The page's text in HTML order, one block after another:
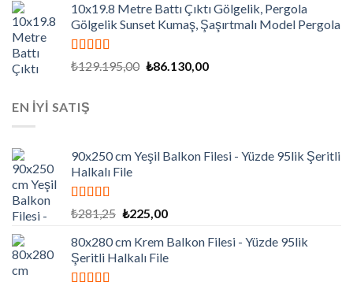
₺129.847,50.fiyat:
₺86.565,00.
10x19.8 Metre Battı Çıktı Gölgelik, Pergola
Gölgelik Sunset Kumaş, Şaşırtmalı Model Pergola
5 üzerinden
oy aldı
₺129.195,00 Orijinal
₺86.130,00Şu
EN İYİ SATIŞ
90x250 cm Yeşil Balkon Filesi - Yüzde 95lik Şeritli
Halkalı File
5 üzerinden
oy aldı
₺281,25 Orijinal
₺281,25.
₺225,00Şu
fiyat:
₺225,00.
80x280 cm Krem Balkon Filesi - Yüzde 95lik
Şeritli Halkalı File